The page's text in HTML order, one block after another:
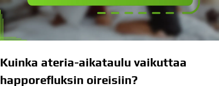
Kuinka ateria-aikataulu vaikuttaa
happorefluksin oireisiin?